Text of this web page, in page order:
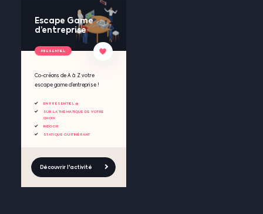
Escape Game
d’entreprise
Co-créons de A à Z votre
escape game d’entreprise !
EN PRÉSENTIEL 🧺
SUR LA THÉMATIQUE DE VOTRE
CHOIX
INDOOR
STATIQUE OU ITINÉRANT
Découvrir l'activité
PRESENTIEL